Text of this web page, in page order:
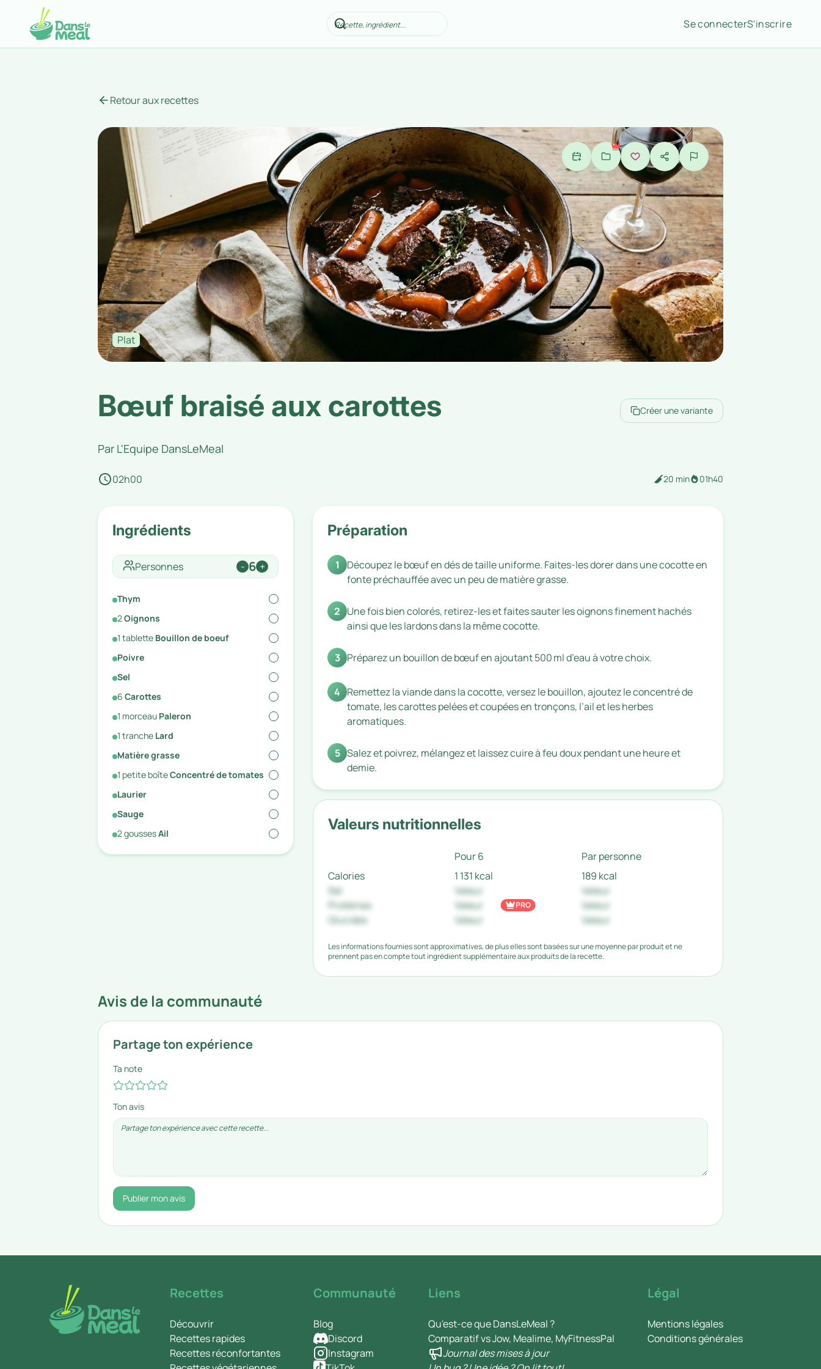
Se connecterS'inscrire
Retour aux recettes
Plat
Bœuf braisé aux carottes Créer une variante
Par L'Equipe DansLeMeal
02h00 20 min 01h40
Ingrédients
Personnes - 6 +
Thym
2Oignons
1 tablette Bouillon de boeuf
Poivre
Sel
6 Carottes
1 morceau Paleron
1 tranche Lard
Matière grasse
1 petite boîteConcentré de tomates
Laurier
Sauge
2goussesAil
Préparation
1
Découpez le bœuf en dés de taille uniforme. Faites-les dorer dans une cocotte en
fonte préchauffée avec un peu de matière grasse.
2 Une fois bien colorés, retirez-les et faites sauter les oignons finement hachés
ainsi que les lardons dans la même cocotte.
3 Préparez un bouillon de bœuf en ajoutant 500 ml d’eau à votre choix.
4 Remettez la viande dans la cocotte, versez le bouillon, ajoutez le concentré de
tomate, les carottes pelées et coupées en tronçons, l’ail et les herbes
aromatiques.
5 Salez et poivrez, mélangez et laissez cuire à feu doux pendant une heure et
demie.
Valeurs nutritionnelles
Pour 6
Par personne
Calories
1 131 kcal
189 kcal
Sel
Valeur
Valeur
Protéines
Valeur
Valeur
Glucides
Valeur Valeur
PRO
Les informations fournies sont approximatives, de plus elles sont basées sur une moyenne par produit et ne
prennent pas en compte tout ingrédient supplémentaire aux produits de la recette.
Avis de la communauté
Partage ton expérience
Ta note
Ton avis
Publier mon avis
Recettes
Découvrir
Recettes rapides
Recettes réconfortantes
Communauté
Blog
Discord
Instagram
Liens
Qu'est-ce que DansLeMeal ?
Comparatif vs Jow, Mealime, MyFitnessPal
Journal des mises à jour
Légal
Mentions légales
Conditions générales